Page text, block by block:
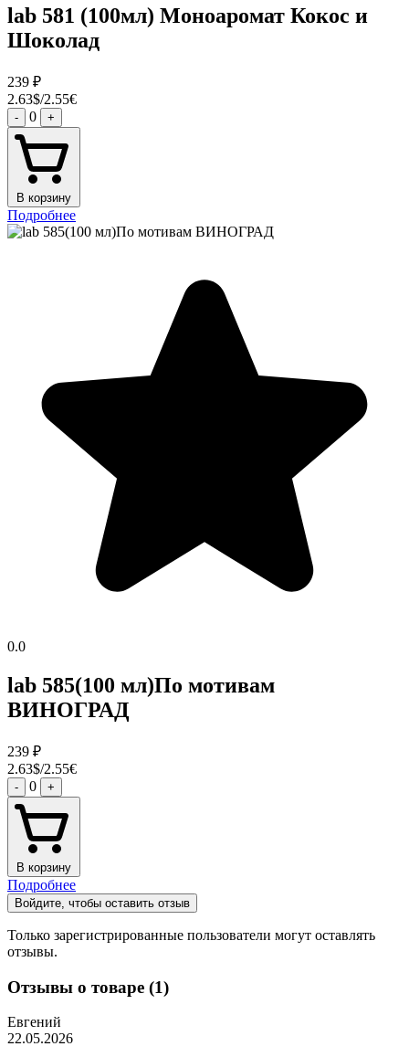
lab 581 (100мл) Моноаромат Кокос и
Шоколад
239 ₽
2.63$/2.55€
- 0 +
В корзину
Подробнее
0.0
lab 585(100 мл)По мотивам
ВИНОГРАД
239 ₽
2.63$/2.55€
- 0 +
В корзину
Подробнее
Войдите, чтобы оставить отзыв
Только зарегистрированные пользователи могут оставлять
отзывы.
Отзывы о товаре (1)
Евгений
22.05.2026